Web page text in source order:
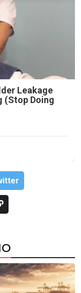
Leakage
(Stop Doing